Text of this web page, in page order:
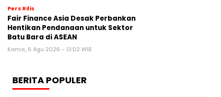
Pers Rilis
Fair Finance Asia Desak Perbankan
Hentikan Pendanaan untuk Sektor
Batu Bara di ASEAN
Kamis, 6 Agu 2026 - 13:02 WIB
BERITA POPULER